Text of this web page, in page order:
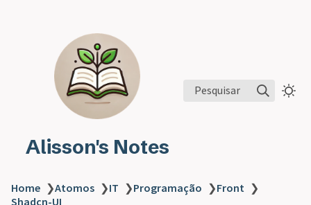
Alisson's Notes
Pesquisar
Home ❯Atomos ❯IT ❯Programação ❯Front ❯
Shadcn-UI